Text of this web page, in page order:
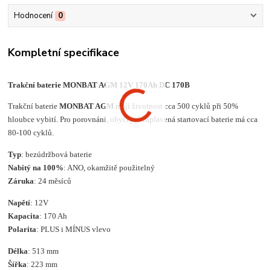
Hodnocení 0
Kompletní specifikace
Trakční baterie MONBAT AGM 12V 170Ah DC 170B
Trakční baterieMONBAT AGM mají životnost cca 500 cyklů při 50%
hloubce vybití. Pro porovnání, obyčejná zaplavená startovací baterie má cca
80-100 cyklů.
Typ: bezúdržbová baterie
Nabitý na 100%: ANO, okamžitě použitelný
Záruka: 24 měsíců
Napětí: 12V
Kapacita: 170 Ah
Polarita: PLUS i MÍNUS vlevo
Délka: 513 mm
Šířka: 223 mm